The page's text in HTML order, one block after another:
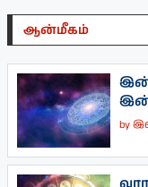
ஆன்மீகம்
by